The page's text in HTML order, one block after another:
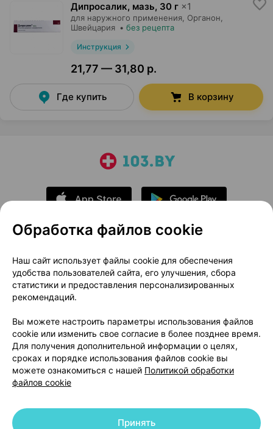
Дипросалик, мазь, 30 г ×1
для наружного применения, Органон,
Швейцария • без рецепта
Инструкция
21,77 — 31,80 р.
Где купить В корзину
О проекте
Новости проекта
Размещение рекламы
Медицинский маркетинг
Публичный договор
Доставка
Способы оплаты
Вакансии
Партнеры
Написать руководителю 103.by
Написать в поддержку
Персональные настройки Cookie
Обработка файлов cookie
Наш сайт использует файлы cookie для обеспечения
удобства пользователей сайта, его улучшения, сбора
статистики и предоставления персонализированных
рекомендаций.
Вы можете настроить параметры использования файлов
cookie или изменить свое согласие в более позднее время.
Для получения дополнительной информации о целях,
сроках и порядке использования файлов cookie вы
можете ознакомиться с нашей Политикой обработки
файлов cookie
Принять